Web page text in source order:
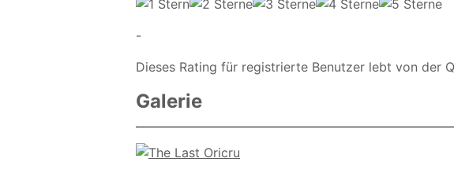
-
Dieses Rating für registrierte Benutzer lebt von der
Galerie